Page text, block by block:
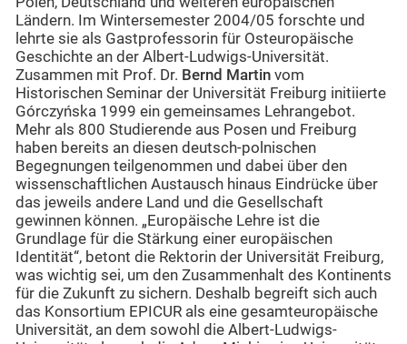
Ländern. Im Wintersemester 2004/05 forschte und
lehrte sie als Gastprofessorin für Osteuropäische
Geschichte an der Albert-Ludwigs-Universität.
Zusammen mit Prof. Dr. Bernd Martin vom
Historischen Seminar der Universität Freiburg initiierte
Górczyńska 1999 ein gemeinsames Lehrangebot.
Mehr als 800 Studierende aus Posen und Freiburg
haben bereits an diesen deutsch-polnischen
Begegnungen teilgenommen und dabei über den
wissenschaftlichen Austausch hinaus Eindrücke über
das jeweils andere Land und die Gesellschaft
gewinnen können. „Europäische Lehre ist die
Grundlage für die Stärkung einer europäischen
Identität“, betont die Rektorin der Universität Freiburg,
was wichtig sei, um den Zusammenhalt des Kontinents
für die Zukunft zu sichern. Deshalb begreift sich auch
das Konsortium EPICUR als eine gesamteuropäische
Universität, an dem sowohl die Albert-Ludwigs-